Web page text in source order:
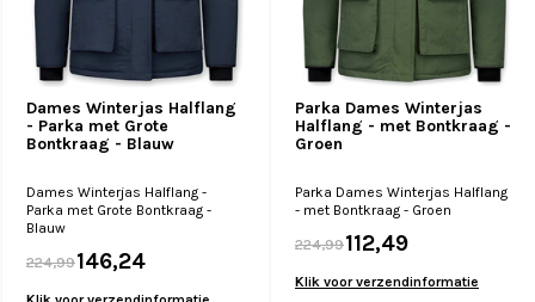
Dames Winterjas Halflang
- Parka met Grote
Bontkraag - Blauw
Dames Winterjas Halflang -
Parka met Grote Bontkraag -
Blauw
224,99146,24
Parka Dames Winterjas
Halflang - met Bontkraag -
Groen
Parka Dames Winterjas Halflang
- met Bontkraag - Groen
224,99112,49
Klik voor verzendinformatie